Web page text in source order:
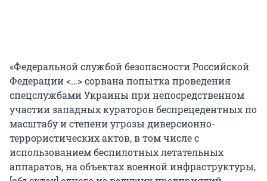
«Федеральной службой безопасности Российской
Федерации <…> сорвана попытка проведения
спецслужбами Украины при непосредственном
участии западных кураторов беспрецедентных по
масштабу и степени угрозы диверсионно-
террористических актов, в том числе с
использованием беспилотных летательных
аппаратов, на объектах военной инфраструктуры,